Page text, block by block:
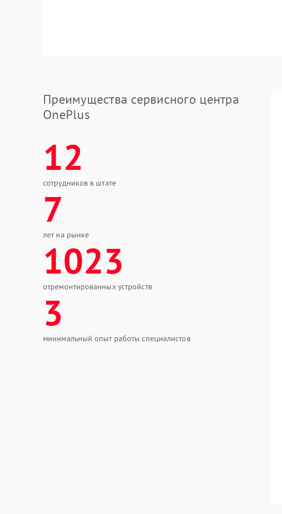
Преимущества сервисного центра
OnePlus
12
сотрудников в штате
7
лет на рынке
1023
отремонтированных устройств
3
минимальный опыт работы специалистов